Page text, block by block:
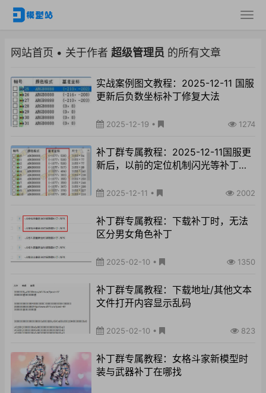
网站首页 • 关于作者 超级管理员 的所有文章
实战案例图文教程：2025-12-11 国服
更新后负数坐标补丁修复大法
2025-12-19 • 1274
补丁群专属教程：2025-12-11国服更
新后，以前的定位机制闪光等补丁失
2025-12-11 • 2002
补丁群专属教程：下载补丁时，无法
区分男女角色补丁
2025-02-10 • 1350
补丁群专属教程：下载地址/其他文本
文件打开内容显示乱码
2025-02-10 • 823
补丁群专属教程：女格斗家新模型时
装与武器补丁在哪找